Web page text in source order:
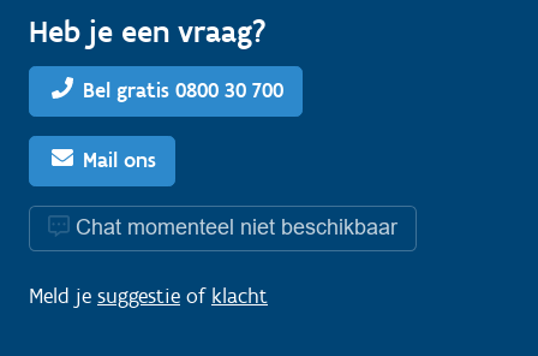
Heb je een vraag?
Bel gratis 0800 30 700
Mail ons
Chat momenteel niet beschikbaar
Meld je suggestie of klacht